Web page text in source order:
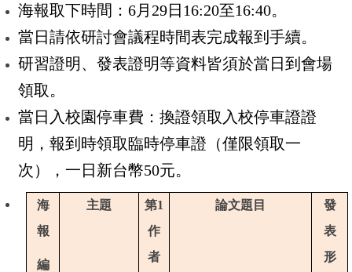
海報取下時間：6月29日 16:20至16:40。
當日請依研討會議程時間表完成報到手續。
研習證明、發表證明等資料皆須於當日到會場
領取。
當日入校園停車費：換證領取入校停車證證
明，報到時領取臨時停車證（僅限領取一
次），一日新台幣50元。
海
報
編
主題
第1
作
者
論文題目
發
表
形